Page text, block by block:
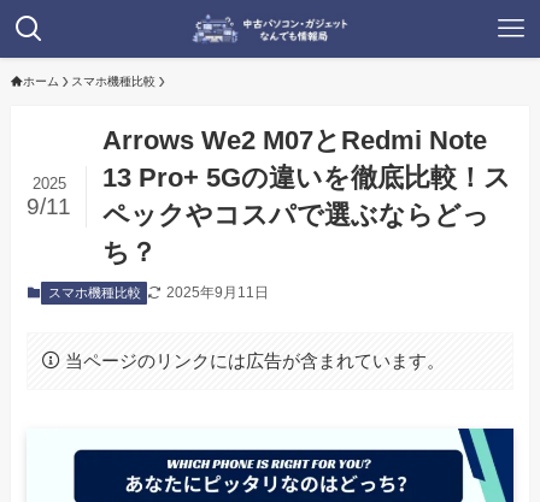
ホーム スマホ機種比較
Arrows We2 M07とRedmi Note
13 Pro+ 5Gの違いを徹底比較！ス
ペックやコスパで選ぶならどっ
ち？
2025
9/11
スマホ機種比較 2025年9月11日
当ページのリンクには広告が含まれています。